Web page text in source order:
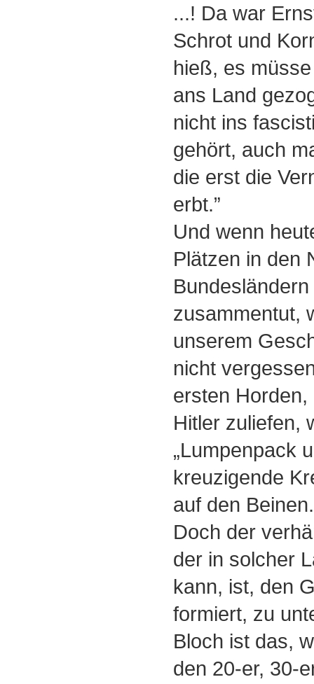
...! Da war
Schrot und
hieß, es
ans Land
nicht ins
gehört, auch
die erst die
erbt.”
Und wenn
Plätzen in den
zusammentut,
unserem
nicht
ersten
Hitler zuliefen,
„Lumpenpack
kreuzigende
auf den Beinen.
Doch der
der in solcher
kann, ist, den
formiert, zu
Bloch ist das,
den 20-er, 30-